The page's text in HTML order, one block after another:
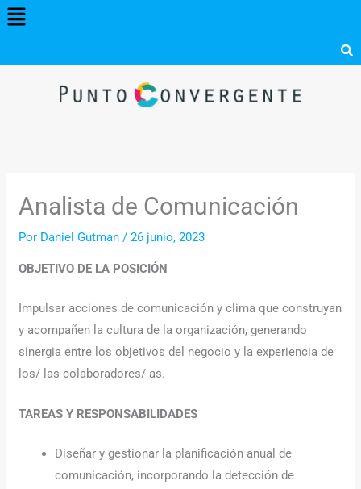
Menú
Analista de Comunicación
Por Daniel Gutman/26 junio, 2023
OBJETIVO DE LA POSICIÓN
Impulsar acciones de comunicación y clima que construyan
y acompañen la cultura de la organización, generando
sinergia entre los objetivos del negocio y la experiencia de
los/ las colaboradores/ as.
TAREAS Y RESPONSABILIDADES
Diseñar y gestionar la planificación anual de
comunicación, incorporando la detección de